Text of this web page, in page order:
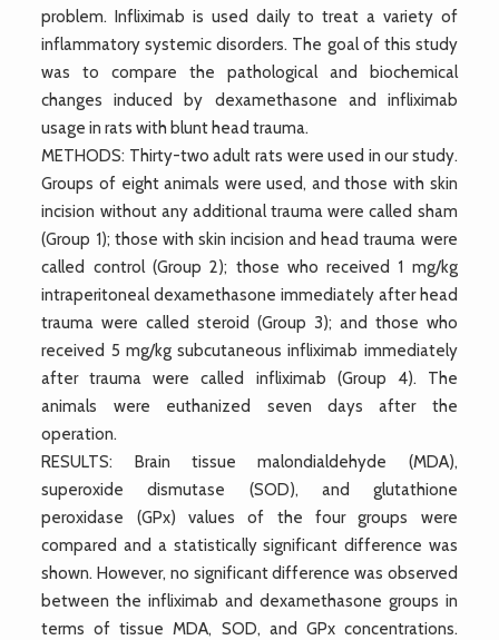
problem. Infliximab is used daily to treat a variety of
inflammatory systemic disorders. The goal of this study
was to compare the pathological and biochemical
changes induced by dexamethasone and infliximab
usage in rats with blunt head trauma.
METHODS: Thirty-two adult rats were used in our study.
Groups of eight animals were used, and those with skin
incision without any additional trauma were called sham
(Group 1); those with skin incision and head trauma were
called control (Group 2); those who received 1 mg/kg
intraperitoneal dexamethasone immediately after head
trauma were called steroid (Group 3); and those who
received 5 mg/kg subcutaneous infliximab immediately
after trauma were called infliximab (Group 4). The
animals were euthanized seven days after the
operation.
RESULTS: Brain tissue malondialdehyde (MDA),
superoxide dismutase (SOD), and glutathione
peroxidase (GPx) values of the four groups were
compared and a statistically significant difference was
shown. However, no significant difference was observed
between the infliximab and dexamethasone groups in
terms of tissue MDA, SOD, and GPx concentrations.